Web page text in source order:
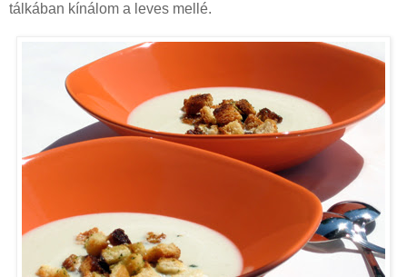
tálkában kínálom a leves mellé.